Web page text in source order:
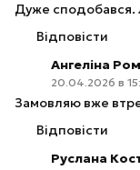
Дуже сподобався.
Відповісти
Ангеліна
20.04.2026 в
Замовляю вже
Відповісти
Руслана